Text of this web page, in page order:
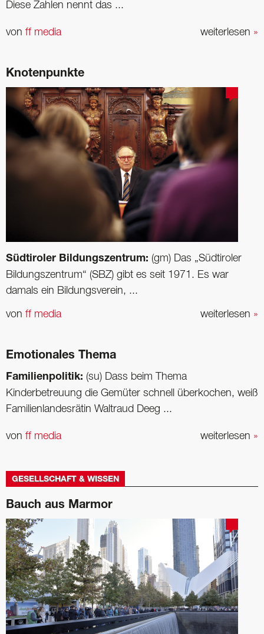
Diese Zahlen nennt das ...
weiterlesen »
von ff media
Knotenpunkte
Südtiroler Bildungszentrum: (gm) Das „Südtiroler
Bildungszentrum“ (SBZ) gibt es seit 1971. Es war
damals ein Bildungsverein, ...
weiterlesen »
von ff media
Emotionales Thema
Familienpolitik: (su) Dass beim Thema
Kinderbetreuung die Gemüter schnell überkochen, weiß
Familienlandesrätin Waltraud Deeg ...
weiterlesen »
von ff media
GESELLSCHAFT & WISSEN
Bauch aus Marmor